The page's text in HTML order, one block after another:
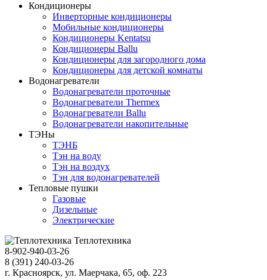
Кондиционеры
Инверторные кондиционеры
Мобильные кондиционеры
Кондиционеры Kentatsu
Кондиционеры Ballu
Кондиционеры для загородного дома
Кондиционеры для детской комнаты
Водонагреватели
Водонагреватели проточные
Водонагреватели Thermex
Водонагреватели Ballu
Водонагреватели накопительные
ТЭНы
ТЭНБ
Тэн на воду
Тэн на воздух
Тэн для водонагревателей
Тепловые пушки
Газовые
Дизельные
Электрические
Теплотехника
8-902-940-03-26
8 (391) 240-03-26
г. Красноярск, ул. Маерчака, 65, оф. 223